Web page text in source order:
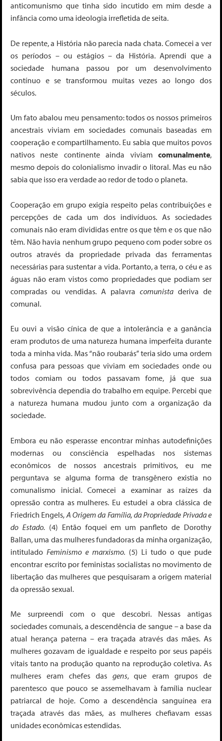
anticomunismo que tinha sido incutido em mim desde a
infância como uma ideologia irrefletida de seita.
De repente, a História não parecia nada chata. Comecei a ver
os períodos – ou estágios – da História. Aprendi que a
sociedade humana passou por um desenvolvimento
contínuo e se transformou muitas vezes ao longo dos
séculos.
Um fato abalou meu pensamento: todos os nossos primeiros
ancestrais viviam em sociedades comunais baseadas em
cooperação e compartilhamento. Eu sabia que muitos povos
nativos neste continente ainda viviam comunalmente,
mesmo depois do colonialismo invadir o litoral. Mas eu não
sabia que isso era verdade ao redor de todo o planeta.
Cooperação em grupo exigia respeito pelas contribuições e
percepções de cada um dos indivíduos. As sociedades
comunais não eram divididas entre os que têm e os que não
têm. Não havia nenhum grupo pequeno com poder sobre os
outros através da propriedade privada das ferramentas
necessárias para sustentar a vida. Portanto, a terra, o céu e as
águas não eram vistos como propriedades que podiam ser
compradas ou vendidas. A palavra comunista deriva de
comunal.
Eu ouvi a visão cínica de que a intolerância e a ganância
eram produtos de uma natureza humana imperfeita durante
toda a minha vida. Mas “não roubarás” teria sido uma ordem
confusa para pessoas que viviam em sociedades onde ou
todos comiam ou todos passavam fome, já que sua
sobrevivência dependia do trabalho em equipe. Percebi que
a natureza humana mudou junto com a organização da
sociedade.
Embora eu não esperasse encontrar minhas autodefinições
modernas ou consciência espelhadas nos sistemas
econômicos de nossos ancestrais primitivos, eu me
perguntava se alguma forma de transgênero existia no
comunalismo inicial. Comecei a examinar as raízes da
opressão contra as mulheres. Eu estudei a obra clássica de
Friedrich Engels, A Origem da Família, da Propriedade Privada e
do Estado. (4) Então foquei em um panfleto de Dorothy
Ballan, uma das mulheres fundadoras da minha organização,
intitulado Feminismo e marxismo. (5) Li tudo o que pude
encontrar escrito por feministas socialistas no movimento de
libertação das mulheres que pesquisaram a origem material
da opressão sexual.
Me surpreendi com o que descobri. Nessas antigas
sociedades comunais, a descendência de sangue – a base da
atual herança paterna – era traçada através das mães. As
mulheres gozavam de igualdade e respeito por seus papéis
vitais tanto na produção quanto na reprodução coletiva. As
mulheres eram chefes das gens, que eram grupos de
parentesco que pouco se assemelhavam à família nuclear
patriarcal de hoje. Como a descendência sanguínea era
traçada através das mães, as mulheres chefiavam essas
unidades econômicas estendidas.